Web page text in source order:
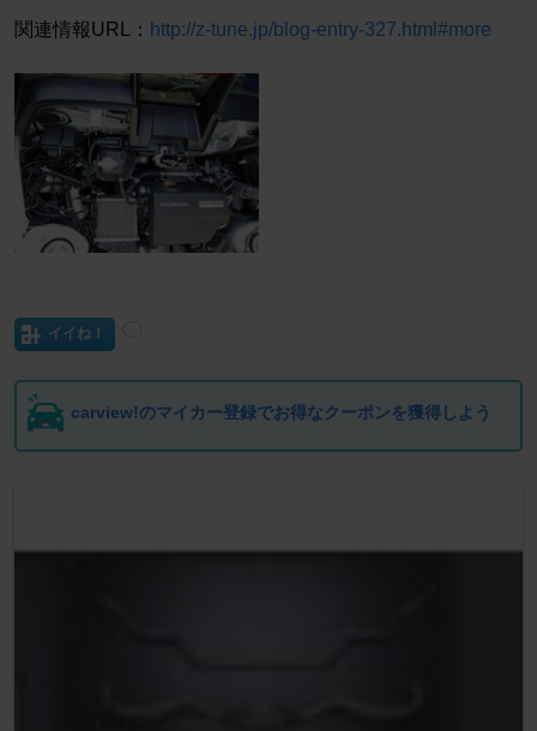
関連情報URL： http://z-tune.jp/blog-entry-327.html#more
イイね！
carview!のマイカー登録でお得なクーポンを獲得しよう